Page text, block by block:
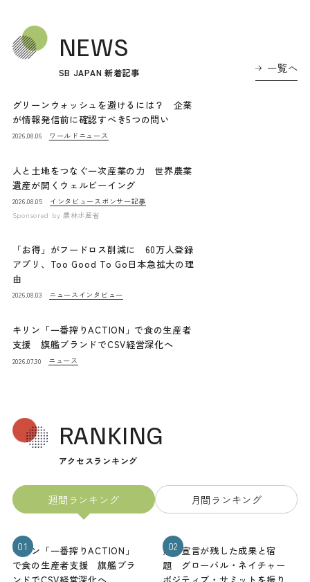
NEWS
SB JAPAN 新着記事 一覧へ
グリーンウォッシュを避けるには？ 企業
が情報発信前に確認すべき5つの問い
2026.08.06 ワールドニュース
人と土地をつなぐ一次産業の力 世界農業
遺産が開くウェルビーイング
2026.08.05 インタビュー スポンサー記事
Sponsored by 農林水産省
「お得」がフードロス削減に 60万人登録
アプリ、Too Good To Go日本急拡大の理
由
2026.08.03 ニュース インタビュー
キリン「一番搾りACTION」で食の生産者
支援 旗艦ブランドでCSV経営深化へ
2026.07.30 ニュース
RANKING
アクセスランキング
週間ランキング 月間ランキング
01
キリン「一番搾りACTION」
で食の生産者支援 旗艦ブラ
ンドでCSV経営深化へ
02
熊本宣言が残した成果と宿
題 グローバル・ネイチャー
ポジティブ・サミットを振り